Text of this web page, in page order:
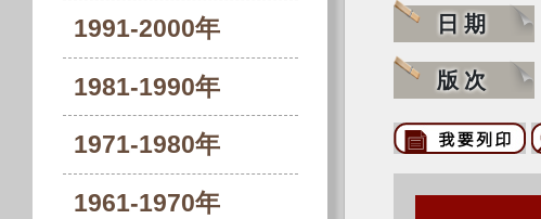
1991-2000年
1981-1990年
1971-1980年
1961-1970年
日期
版次